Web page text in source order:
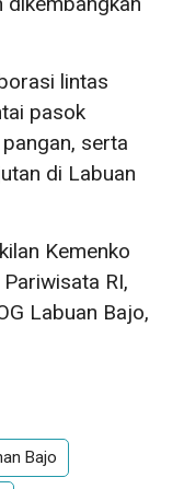
lintas
pasok
serta
di Labuan
Kemenko
RI,
Labuan Bajo,
Bajo